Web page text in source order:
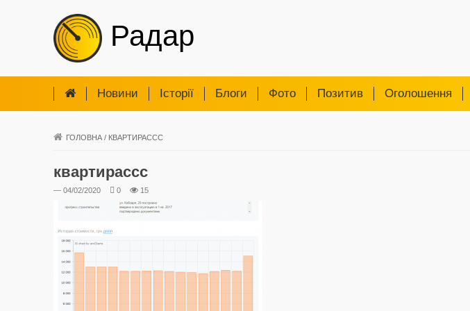
Радар
Новини Iсторії Блоги Фото Позитив Оголошення
ГОЛОВНА / КВАРТИРАССС
квартирассс
— 04/02/2020 0 15